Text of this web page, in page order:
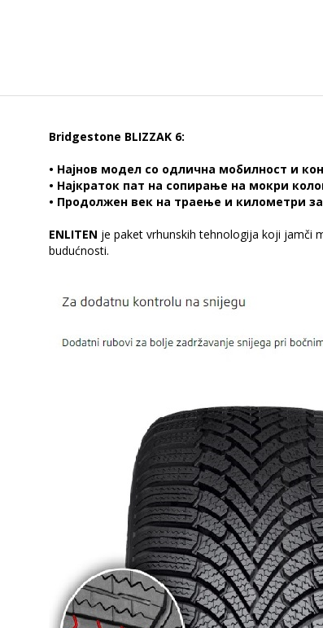
Bridgestone BLIZZAK 6:
• Најнов модел со одлична мобилност и
• Најкраток пат на сопирање на мокри
• Продолжен век на траење и километри
ENLITEN je paket vrhunskih tehnologija koji jamči
budućnosti.